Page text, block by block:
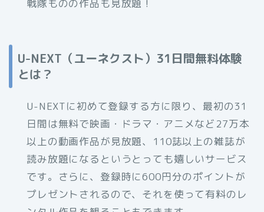
戦隊ものの作品も見放題！
U-NEXT（ユーネクスト）31日間無料体験
とは？
U-NEXTに初めて登録する方に限り、最初の31
日間は無料で映画・ドラマ・アニメなど27万本
以上の動画作品が見放題、110誌以上の雑誌が
読み放題になるというとっても嬉しいサービス
です。さらに、登録時に600円分のポイントが
プレゼントされるので、それを使って有料のレ